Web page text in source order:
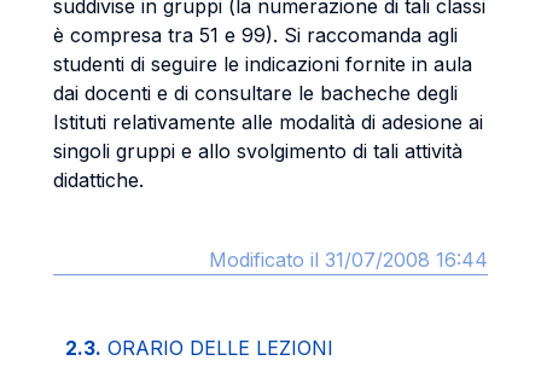
suddivise in gruppi (la numerazione di tali classi
è compresa tra 51 e 99). Si raccomanda agli
studenti di seguire le indicazioni fornite in aula
dai docenti e di consultare le bacheche degli
Istituti relativamente alle modalità di adesione ai
singoli gruppi e allo svolgimento di tali attività
didattiche.
Modificato il 31/07/2008 16:44
2.3. ORARIO DELLE LEZIONI